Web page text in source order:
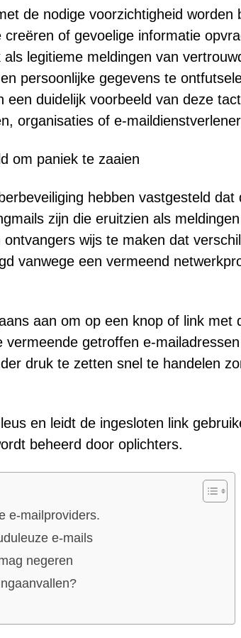
de nodige voorzichtigheid worden
of gevoelige informatie
legitieme meldingen van
persoonlijke gegevens te
een duidelijk voorbeeld van deze
organisaties of e-
om paniek te zaaien
hebben vastgesteld
zijn die eruitzien als
wijs te maken dat
vanwege een vermeend
aan om op een knop of link met
vermeende getroffen e-
druk te zetten snel te handelen
en leidt de ingesloten link
beheerd door oplichters.
e-mailproviders.
e-mails
negeren